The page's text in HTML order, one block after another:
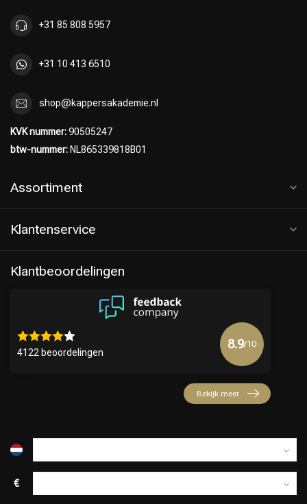
Keuze van onze Kappers
+31 85 808 5957
+31 10 413 6510
shop@kappersakademie.nl
KVK nummer:90505247
btw-nummer: NL865339818B01
Assortiment
Klantenservice
Klantbeoordelingen
4122 beoordelingen
8.9/10
Bekijk meer
€